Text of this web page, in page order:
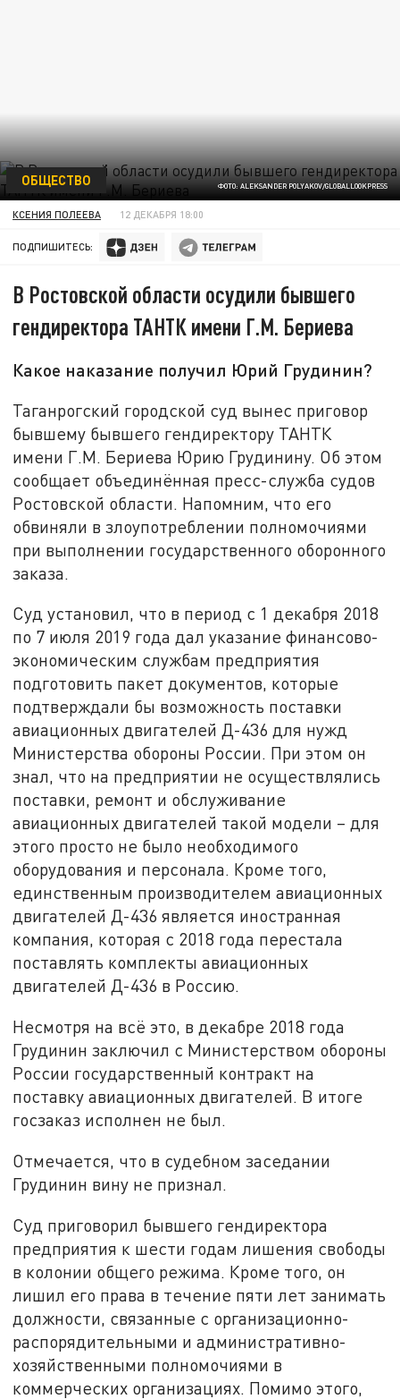
ФОТО: ALEKSANDER POLYAKOV/GLOBALLOOKPRESS
ОБЩЕСТВО
КСЕНИЯ ПОЛЕЕВА 12 ДЕКАБРЯ 18:00
ПОДПИШИТЕСЬ:
В Ростовской области осудили бывшего
гендиректора ТАНТК имени Г.М. Бериева
Какое наказание получил Юрий Грудинин?
Таганрогский городской суд вынес приговор
бывшему бывшего гендиректору ТАНТК
имени Г.М. Бериева Юрию Грудинину. Об этом
сообщает объединённая пресс-служба судов
Ростовской области. Напомним, что его
обвиняли в злоупотреблении полномочиями
при выполнении государственного оборонного
заказа.
Суд установил, что в период с 1 декабря 2018
по 7 июля 2019 года дал указание финансово-
экономическим службам предприятия
подготовить пакет документов, которые
подтверждали бы возможность поставки
авиационных двигателей Д-436 для нужд
Министерства обороны России. При этом он
знал, что на предприятии не осуществлялись
поставки, ремонт и обслуживание
авиационных двигателей такой модели – для
этого просто не было необходимого
оборудования и персонала. Кроме того,
единственным производителем авиационных
двигателей Д-436 является иностранная
компания, которая с 2018 года перестала
поставлять комплекты авиационных
двигателей Д-436 в Россию.
Несмотря на всё это, в декабре 2018 года
Грудинин заключил с Министерством обороны
России государственный контракт на
поставку авиационных двигателей. В итоге
госзаказ исполнен не был.
Отмечается, что в судебном заседании
Грудинин вину не признал.
Суд приговорил бывшего гендиректора
предприятия к шести годам лишения свободы
в колонии общего режима. Кроме того, он
лишил его права в течение пяти лет занимать
должности, связанные с организационно-
распорядительными и административно-
хозяйственными полномочиями в
коммерческих организациях. Помимо этого,